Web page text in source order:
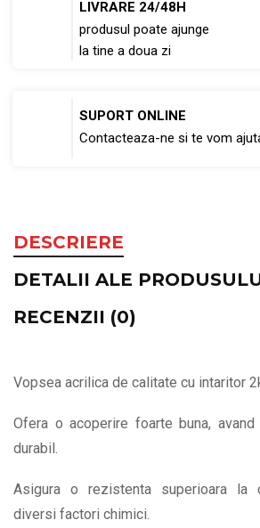
LIVRARE 24/48H
produsul poate ajunge
la tine a doua zi
SUPORT ONLINE
Contacteaza-ne si te vom
DESCRIERE
DETALII ALE
RECENZII (0)
Vopsea acrilica de calitate cu intaritor
Ofera o acoperire foarte buna,
durabil.
Asigura o rezistenta superioara la
diversi factori chimici.